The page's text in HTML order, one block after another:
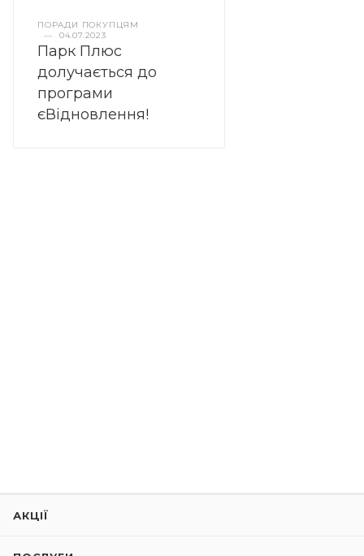
ПОРАДИ ПОКУПЦЯМ
—
04.07.2023
Парк Плюс
долучається до
програми
єВідновлення!
АКЦІЇ